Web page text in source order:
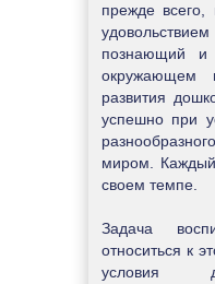
прежде
познающий
окружающем
развития
успешно при
миром. Каждый
своем темпе.
Задача
относиться к
условия